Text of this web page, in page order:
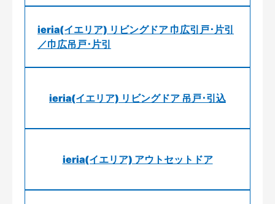
ieria(イエリア) リビングドア 巾広引戸･片引
／巾広吊戸･片引
ieria(イエリア) リビングドア 吊戸･引込
ieria(イエリア) アウトセットドア